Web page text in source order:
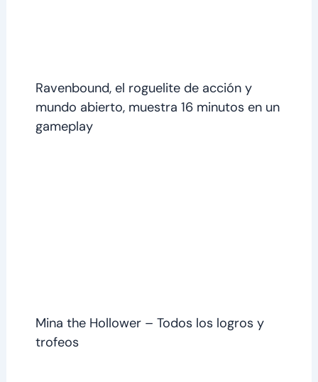
Ravenbound, el roguelite de acción y
mundo abierto, muestra 16 minutos en un
gameplay
Mina the Hollower – Todos los logros y
trofeos